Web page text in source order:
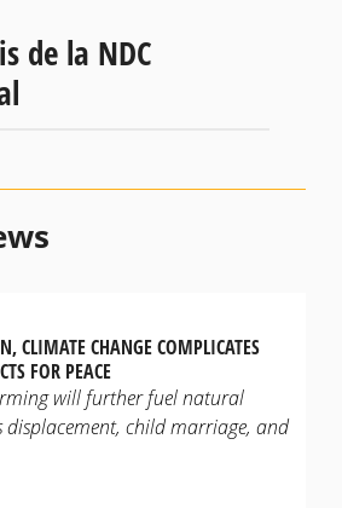
de la NDC
CLIMATE CHANGE COMPLICATES
FOR PEACE
will further fuel natural
displacement, child marriage, and